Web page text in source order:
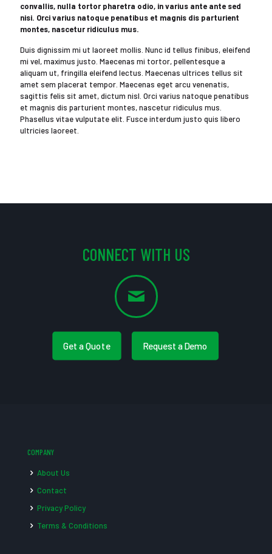
convallis, nulla tortor pharetra odio, in varius ante ante sed
nisi. Orci varius natoque penatibus et magnis dis parturient
montes, nascetur ridiculus mus.
Duis dignissim mi ut laoreet mollis. Nunc id tellus finibus, eleifend
mi vel, maximus justo. Maecenas mi tortor, pellentesque a
aliquam ut, fringilla eleifend lectus. Maecenas ultrices tellus sit
amet sem placerat tempor. Maecenas eget arcu venenatis,
sagittis felis sit amet, dictum nisl. Orci varius natoque penatibus
et magnis dis parturient montes, nascetur ridiculus mus.
Phasellus vitae vulputate elit. Fusce interdum justo quis libero
ultricies laoreet.
CONNECT WITH US
Get a Quote Request a Demo
COMPANY
About Us
Contact
Privacy Policy
Terms & Conditions